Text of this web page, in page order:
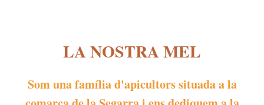
LA NOSTRA MEL
Som una família d'apicultors situada a la